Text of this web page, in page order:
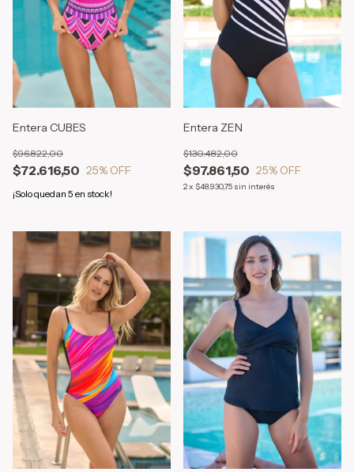
Entera CUBES
$72.616,50
$96.822,00
25% OFF
¡Solo quedan 5 en stock!
Entera ZEN
$97.861,50
$130.482,00
25% OFF
2x $48.930,75 sin interés